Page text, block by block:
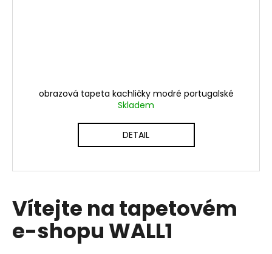
obrazová tapeta kachličky modré portugalské
Skladem
DETAIL
Vítejte na tapetovém
e-shopu WALL1